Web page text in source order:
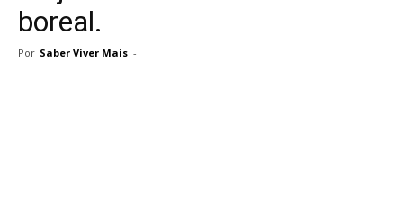
boreal.
Por Saber Viver Mais -